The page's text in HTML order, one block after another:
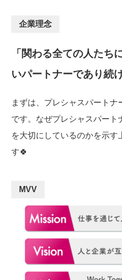
o
企業理念
「関わる全ての人たち
いパートナーであり続け
まずは、プレシャスパート
です。なぜプレシャスパート
を大切にしているのかを示
す🍀
MVV